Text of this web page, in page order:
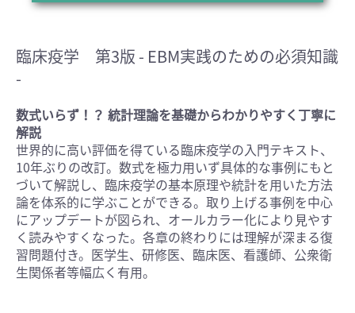
臨床疫学 第3版 - EBM実践のための必須知識
-
数式いらず！？ 統計理論を基礎からわかりやすく丁寧に
解説
世界的に高い評価を得ている臨床疫学の入門テキスト、
10年ぶりの改訂。数式を極力用いず具体的な事例にもと
づいて解説し、臨床疫学の基本原理や統計を用いた方法
論を体系的に学ぶことができる。取り上げる事例を中心
にアップデートが図られ、オールカラー化により見やす
く読みやすくなった。各章の終わりには理解が深まる復
習問題付き。医学生、研修医、臨床医、看護師、公衆衛
生関係者等幅広く有用。